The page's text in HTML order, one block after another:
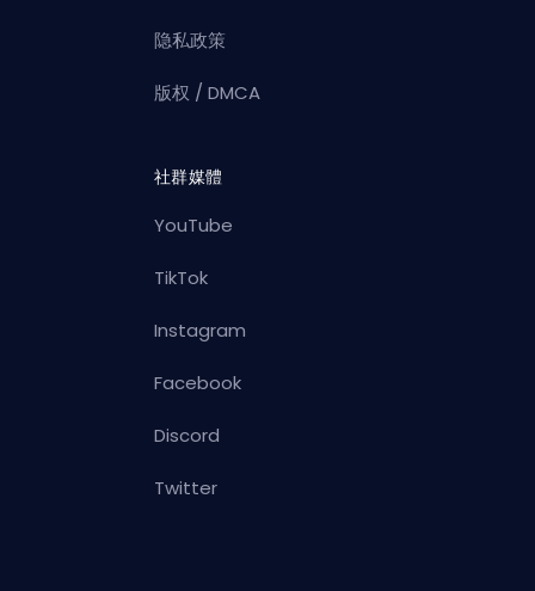
隐私政策
版权 / DMCA
社群媒體
YouTube
TikTok
Instagram
Facebook
Discord
Twitter